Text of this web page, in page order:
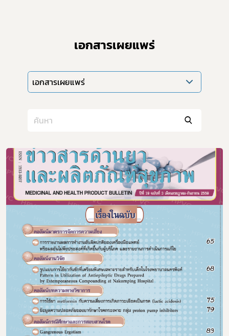
เอกสารเผยแพร่
เอกสารเผยแพร่